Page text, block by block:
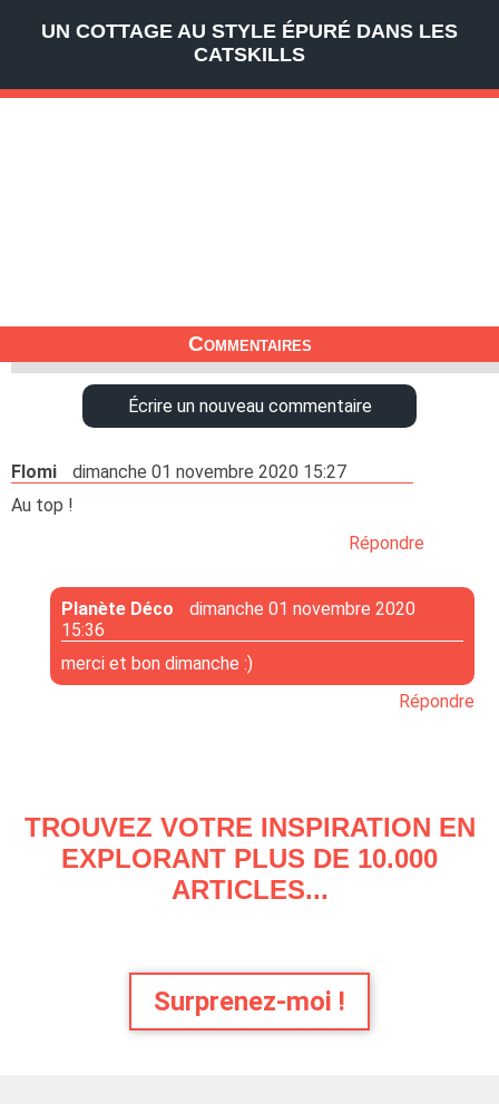
UN COTTAGE AU STYLE ÉPURÉ DANS LES
CATSKILLS
Commentaires
Écrire un nouveau commentaire
Flomi
dimanche 01 novembre 2020 15:27
Au top !
Répondre
Planète Déco
dimanche 01 novembre 2020
15:36
merci et bon dimanche :)
Répondre
TROUVEZ VOTRE INSPIRATION EN
EXPLORANT PLUS DE 10.000
ARTICLES...
Surprenez-moi !